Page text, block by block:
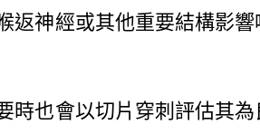
神經或其他重要結構影
也會以切片穿刺評估其為